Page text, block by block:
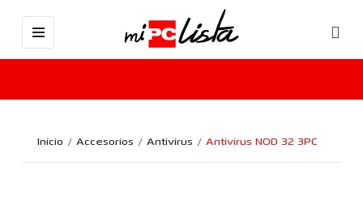
Inicio Accesorios Antivirus Antivirus NOD 32 3PC